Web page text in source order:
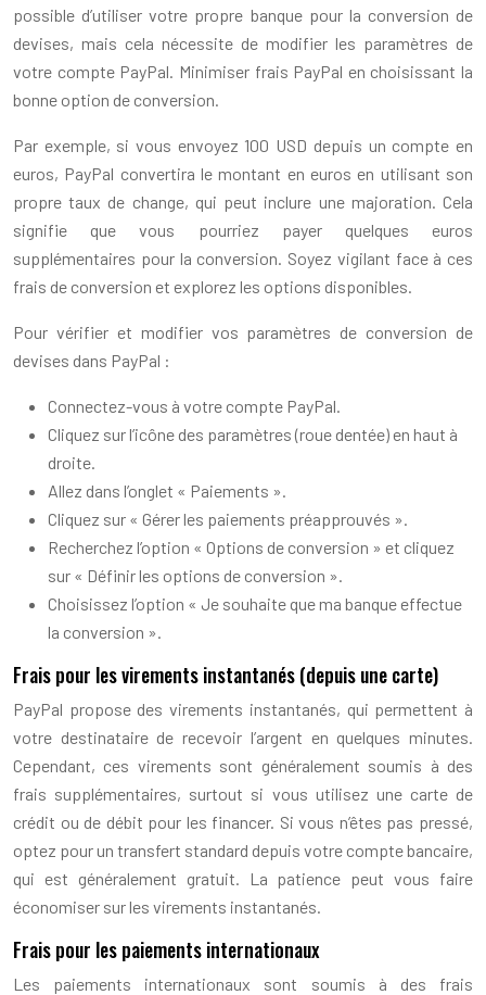
possible d’utiliser votre propre banque pour la conversion de
devises, mais cela nécessite de modifier les paramètres de
votre compte PayPal. Minimiser frais PayPal en choisissant la
bonne option de conversion.
Par exemple, si vous envoyez 100 USD depuis un compte en
euros, PayPal convertira le montant en euros en utilisant son
propre taux de change, qui peut inclure une majoration. Cela
signifie que vous pourriez payer quelques euros
supplémentaires pour la conversion. Soyez vigilant face à ces
frais de conversion et explorez les options disponibles.
Pour vérifier et modifier vos paramètres de conversion de
devises dans PayPal :
Connectez-vous à votre compte PayPal.
Cliquez sur l’icône des paramètres (roue dentée) en haut à
droite.
Allez dans l’onglet « Paiements ».
Cliquez sur « Gérer les paiements préapprouvés ».
Recherchez l’option « Options de conversion » et cliquez
sur « Définir les options de conversion ».
Choisissez l’option « Je souhaite que ma banque effectue
la conversion ».
Frais pour les virements instantanés (depuis une carte)
PayPal propose des virements instantanés, qui permettent à
votre destinataire de recevoir l’argent en quelques minutes.
Cependant, ces virements sont généralement soumis à des
frais supplémentaires, surtout si vous utilisez une carte de
crédit ou de débit pour les financer. Si vous n’êtes pas pressé,
optez pour un transfert standard depuis votre compte bancaire,
qui est généralement gratuit. La patience peut vous faire
économiser sur les virements instantanés.
Frais pour les paiements internationaux
Les paiements internationaux sont soumis à des frais